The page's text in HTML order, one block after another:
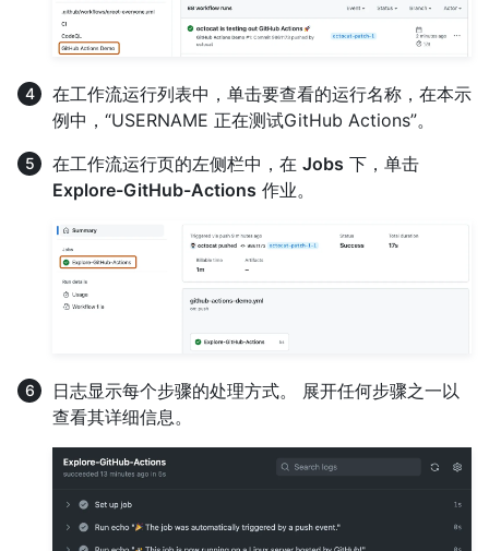
在工作流运行列表中，单击要查看的运行名称，在本示
例中，“USERNAME 正在测试GitHub Actions”。
在工作流运行页的左侧栏中，在 Jobs 下，单击
Explore-GitHub-Actions 作业。
日志显示每个步骤的处理方式。 展开任何步骤之一以
查看其详细信息。